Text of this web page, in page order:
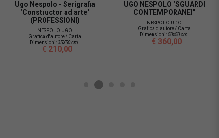
arte"
UGO NESPOLO "SGUARDI
CONTEMPORANEI"
Dimensioni:
UGO NESPOLO
Grafica
Dimensioni: